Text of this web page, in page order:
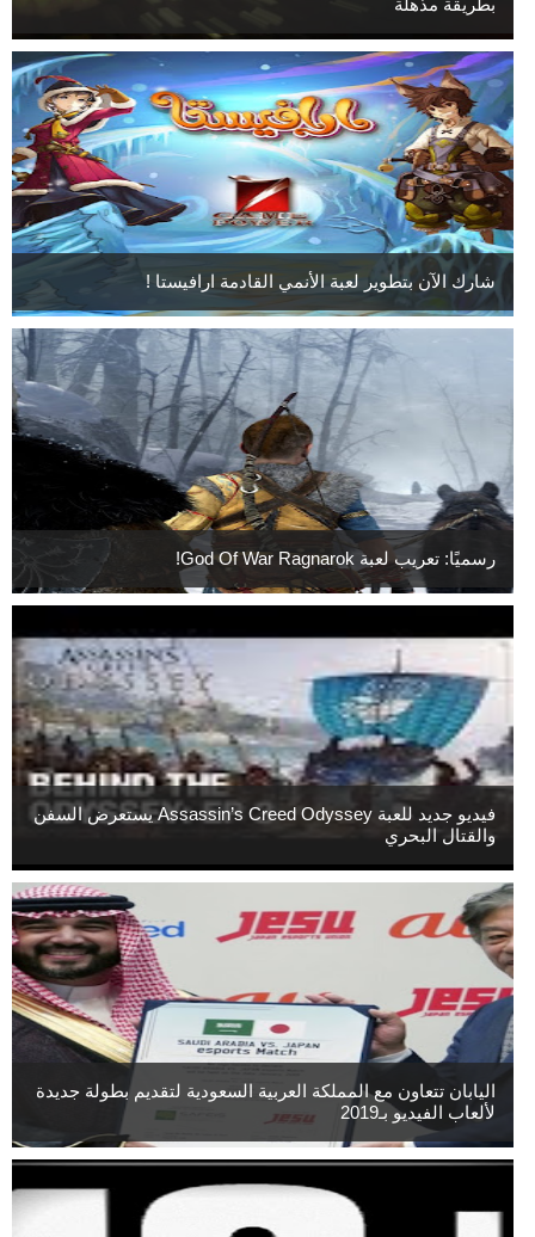
شارك الآن بتطوير لعبة الأنمي القادمة ارافيستا !
رسميًا: تعريب لعبة God Of War Ragnarok!
فيديو جديد للعبة Assassin’s Creed Odyssey يستعرض السفن
والقتال البحري
اليابان تتعاون مع المملكة العربية السعودية لتقديم بطولة جديدة
لألعاب الفيديو بـ2019